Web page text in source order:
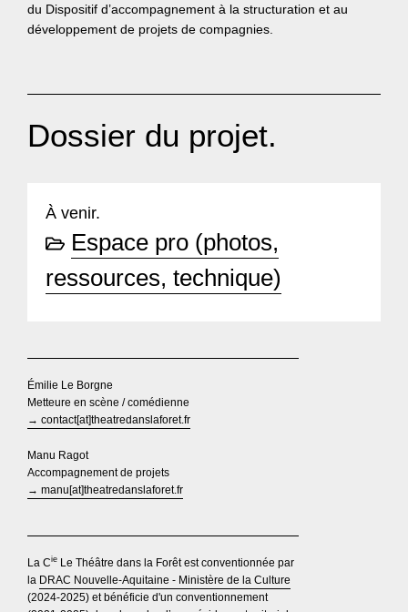
du Dispositif d’accompagnement à la structuration et au
développement de projets de compagnies.
Dossier du projet.
À venir.
Espace pro (photos,
ressources, technique)
Émilie Le Borgne
Metteure en scène / comédienne
→ contact[at]theatredanslaforet.fr
Manu Ragot
Accompagnement de projets
→ manu[at]theatredanslaforet.fr
La Cie Le Théâtre dans la Forêt est conventionnée par
la DRAC Nouvelle-Aquitaine - Ministère de la Culture
(2024-2025) et bénéficie d'un conventionnement